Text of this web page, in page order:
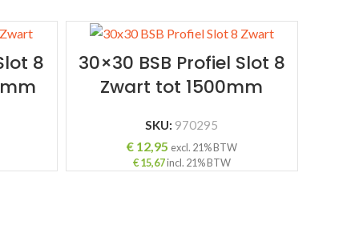
8
30×30 BSB Profiel Slot 8
Zwart tot 1500mm
SKU: 970295
€12,95 excl. 21% BTW
€15,67incl. 21% BTW